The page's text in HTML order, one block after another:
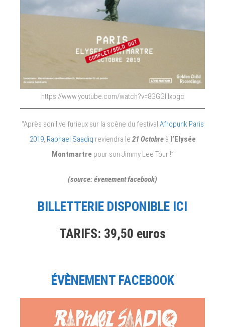
https://www.youtube.com/watch?v=8GGGliIxpgc
“Après son live furieux sur la scène du festival Afropunk Paris
2019, Raphael Saadiq reviendra le 21 Octobre à l’Elysée
Montmartre pour son Jimmy Lee Tour !”
(source: évenement facebook)
BILLETTERIE DISPONIBLE ICI
TARIFS: 39,50 euros
ÉVÈNEMENT FACEBOOK